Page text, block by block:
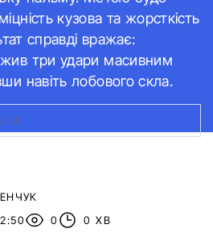
кузова та жорсткість
справді вражає:
три удари масивним
навіть лобового скла.
U8
0 0 ХВ